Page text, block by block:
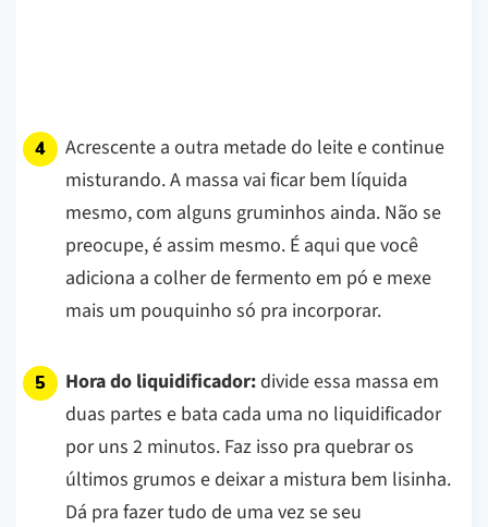
Acrescente a outra metade do leite e continue
misturando. A massa vai ficar bem líquida
mesmo, com alguns gruminhos ainda. Não se
preocupe, é assim mesmo. É aqui que você
adiciona a colher de fermento em pó e mexe
mais um pouquinho só pra incorporar.
Hora do liquidificador:divide essa massa em
duas partes e bata cada uma no liquidificador
por uns 2 minutos. Faz isso pra quebrar os
últimos grumos e deixar a mistura bem lisinha.
Dá pra fazer tudo de uma vez se seu